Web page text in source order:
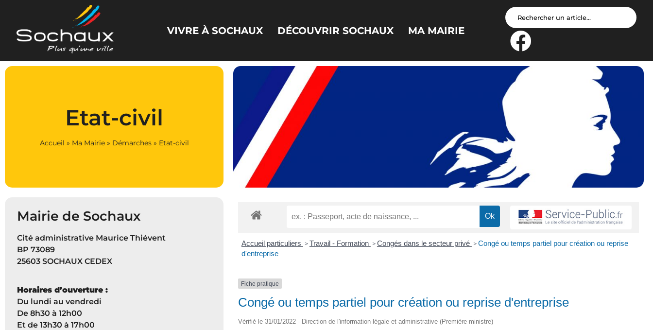
VIVRE À SOCHAUX DÉCOUVRIR SOCHAUX MA MAIRIE
Etat-civil
Accueil » Ma Mairie» Démarches» Etat-civil
Mairie de Sochaux
Cité administrative Maurice Thiévent
BP 73089
25603 SOCHAUX CEDEX
Horaires d’ouverture :
Du lundi au vendredi
De 8h30 à 12h00
Et de 13h30 à 17h00
Accueil particuliers >Travail - Formation >Congés dans le secteur privé >Congé ou temps partiel pour création ou reprise
d'entreprise
Fiche pratique
Congé ou temps partiel pour création ou reprise d'entreprise
Vérifié le 31/01/2022 - Direction de l'information légale et administrative (Première ministre)
Panneau de gestion des cookies